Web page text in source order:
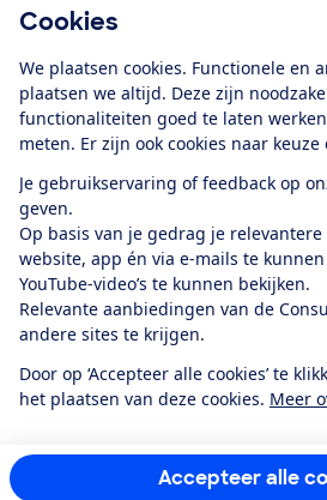
Cookies
We plaatsen cookies. Functionele en
plaatsen we altijd. Deze zijn
functionaliteiten goed te laten
meten. Er zijn ook cookies naar keuze
Je gebruikservaring of feedback op
geven.
Op basis van je gedrag je
website, app én via e-mails te
YouTube-video’s te kunnen bekijken.
Relevante aanbiedingen van de
andere sites te krijgen.
Door op ‘Accepteer alle cookies’ te
het plaatsen van deze cookies. Meer
Accepteer alle
Alles over de
app
Algemene Voorwaarden
Cookiebeleid
Privacyvoorkeuren
Toegankelijkheid
RSS-feed nieuws
Facebook
Twitter
12.901consumentenbeoordelen de